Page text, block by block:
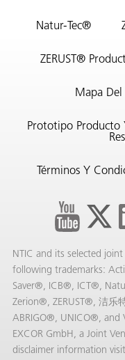
Natur-Tec®
ZERUST®
Mapa Del
Prototipo Producto
Términos Y
NTIC and its selected
following trademarks:
Saver®, ICB®, ICT®,
Zerion®, ZERUST®, 洁乐
ABRIGO®, UNICO®, and
EXCOR GmbH, a Joint
disclaimer information